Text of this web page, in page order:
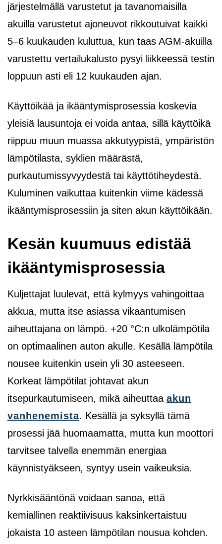
järjestelmällä varustetut ja tavanomaisilla
akuilla varustetut ajoneuvot rikkoutuivat kaikki
5–6 kuukauden kuluttua, kun taas AGM-akuilla
varustettu vertailukalusto pysyi liikkeessä testin
loppuun asti eli 12 kuukauden ajan.
Käyttöikää ja ikääntymisprosessia koskevia
yleisiä lausuntoja ei voida antaa, sillä käyttöikä
riippuu muun muassa akkutyypistä, ympäristön
lämpötilasta, syklien määrästä,
purkautumissyvyydestä tai käyttötiheydestä.
Kuluminen vaikuttaa kuitenkin viime kädessä
ikääntymisprosessiin ja siten akun käyttöikään.
Kesän kuumuus edistää
ikääntymisprosessia
Kuljettajat luulevat, että kylmyys vahingoittaa
akkua, mutta itse asiassa vikaantumisen
aiheuttajana on lämpö. +20 °C:n ulkolämpötila
on optimaalinen auton akulle. Kesällä lämpötila
nousee kuitenkin usein yli 30 asteeseen.
Korkeat lämpötilat johtavat akun
itsepurkautumiseen, mikä aiheuttaa akun
vanhenemista. Kesällä ja syksyllä tämä
prosessi jää huomaamatta, mutta kun moottori
tarvitsee talvella enemmän energiaa
käynnistyäkseen, syntyy usein vaikeuksia.
Nyrkkisääntönä voidaan sanoa, että
kemiallinen reaktiivisuus kaksinkertaistuu
jokaista 10 asteen lämpötilan nousua kohden.